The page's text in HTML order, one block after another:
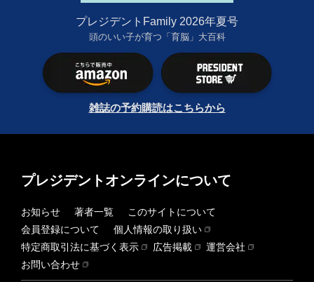
プレジデントFamily 2026年夏号
頭のいい子が育つ「育脳」大百科
雑誌の予約購読はこちらから
プレジデントオンラインについて
お知らせ 著者一覧
このサイトについて
会員登録について
個人情報の取り扱い
特定商取引法に基づく表示
広告掲載
運営会社
お問い合わせ